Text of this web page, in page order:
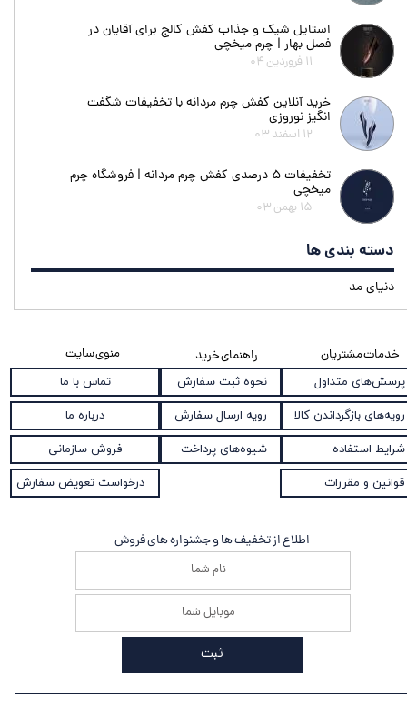
استایل شیک و جذاب کفش کالج برای آقایان در
فصل بهار | چرم میخچی
۱۱ فروردین ۰۴
خرید آنلاین کفش چرم مردانه با تخفیفات شگفت
انگیز نوروزی
۱۲ اسفند ۰۳
تخفیفات ۵ درصدی کفش چرم مردانه | فروشگاه چرم
میخچی
۱۵ بهمن ۰۳
دسته بندی ها
دنیای مد
راهنمای خرید
نحوه ثبت سفارش
رویه ارسال سفارش
شیوه‌های پرداخت
خدمات مشتریان
پرسش‌های متداول
رویه‌های بازگرداندن کالا
شرایط استفاده
قوانین و مقررات
منوی سایت
تماس با ما
درباره ما
فروش سازمانی
درخواست تعویض سفارش
اطلاع از تخفیف ها و جشنواره های فروش
ثبت